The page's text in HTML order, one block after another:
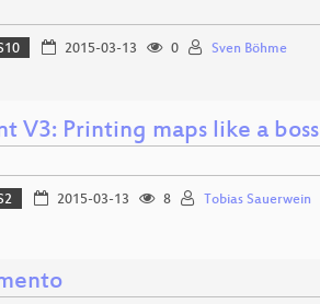
2015-03-13 0 Sven Böhme
V3: Printing maps like a boss
2015-03-13 8 Tobias Sauerwein